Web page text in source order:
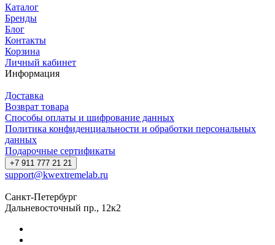
Каталог
Бренды
Блог
Контакты
Корзина
Личный кабинет
Информация
Доставка
Возврат товара
Способы оплаты и шифрование данных
Политика конфиденциальности и обработки персональных
данных
Подарочные сертификаты
+7 911 777 21 21
support@kwextremelab.ru
Санкт-Петербург
Дальневосточный пр., 12к2